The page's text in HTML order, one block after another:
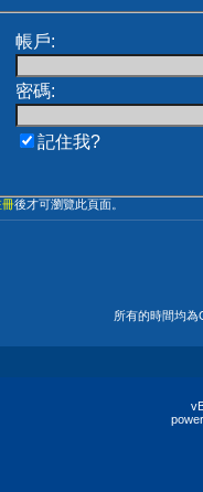
帳戶:
密碼:
記住我?
冊後才可瀏覽此頁面。
所有的時間均為